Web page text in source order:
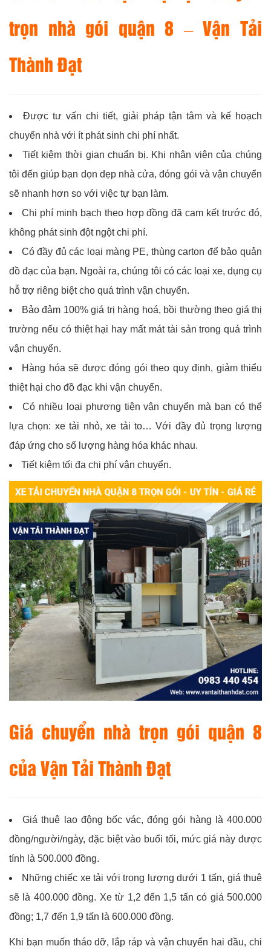
trọn nhà gói quận 8 –Vận Tải
Thành Đạt
Được tư vấn chi tiết, giải pháp tận tâm và kế hoạch
chuyển nhà với ít phát sinh chi phí nhất.
Tiết kiệm thời gian chuẩn bị. Khi nhân viên của chúng
tôi đến giúp bạn dọn dẹp nhà cửa, đóng gói và vận chuyển
sẽ nhanh hơn so với việc tự bạn làm.
Chi phí minh bạch theo hợp đồng đã cam kết trước đó,
không phát sinh đột ngột chi phí.
Có đầy đủ các loại màng PE, thùng carton để bảo quản
đồ đạc của bạn. Ngoài ra, chúng tôi có các loại xe, dụng cụ
hỗ trợ riêng biệt cho quá trình vận chuyển.
Bảo đảm 100% giá trị hàng hoá, bồi thường theo giá thị
trường nếu có thiệt hại hay mất mát tài sản trong quá trình
vận chuyển.
Hàng hóa sẽ được đóng gói theo quy định, giảm thiểu
thiệt hại cho đồ đạc khi vận chuyển.
Có nhiều loại phương tiện vận chuyển mà bạn có thể
lựa chọn: xe tải nhỏ, xe tải to… Với đầy đủ trọng lượng
đáp ứng cho số lượng hàng hóa khác nhau.
Tiết kiệm tối đa chi phí vận chuyển.
Giá chuyển nhà trọn gói quận 8
củaVận Tải Thành Đạt
Giá thuê lao động bốc vác, đóng gói hàng là 400.000
đồng/người/ngày, đặc biệt vào buổi tối, mức giá này được
tính là 500.000 đồng.
Những chiếc xe tải với trọng lượng dưới 1 tấn, giá thuê
sẽ là 400.000 đồng. Xe từ 1,2 đến 1,5 tấn có giá 500.000
đồng; 1,7 đến 1,9 tấn là 600.000 đồng.
Khi bạn muốn tháo dỡ, lắp ráp và vận chuyển hai đầu, chi